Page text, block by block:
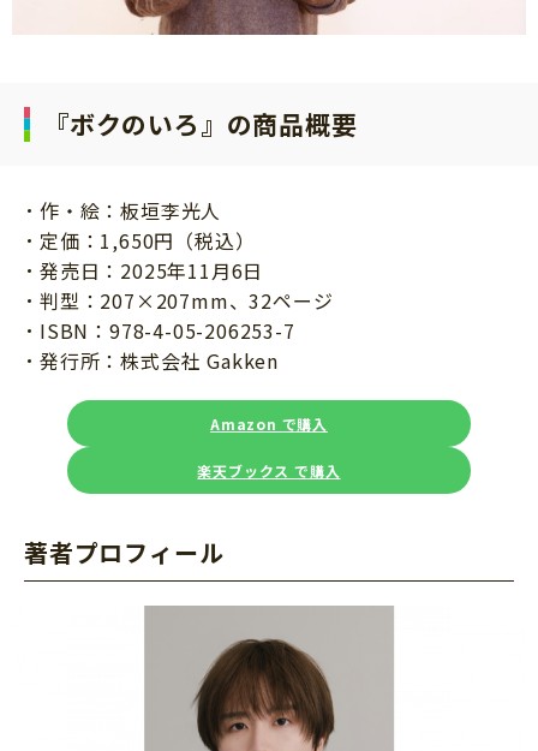
『ボクのいろ』の商品概要
作・絵：板垣李光人
定価：1,650円（税込）
発売日：2025年11月6日
判型：207×207mm、32ページ
ISBN：978-4-05-206253-7
発行所：株式会社 Gakken
Amazon で購入
楽天ブックス で購入
著者プロフィール